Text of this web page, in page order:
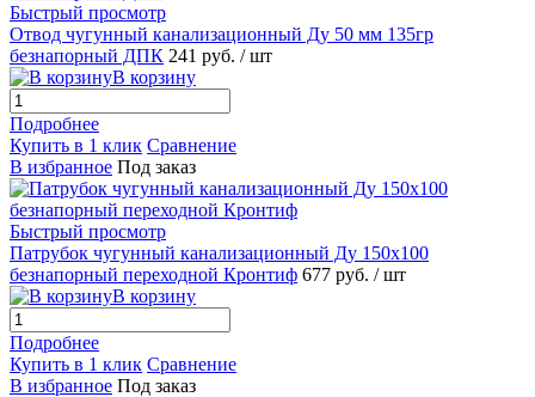
Быстрый просмотр
Отвод чугунный канализационный Ду 50 мм 135гр
безнапорный ДПК 241 руб. / шт
В корзину
Подробнее
Купить в 1 клик Сравнение
В избранное Под заказ
Быстрый просмотр
Патрубок чугунный канализационный Ду 150х100
безнапорный переходной Кронтиф 677 руб. / шт
В корзину
Подробнее
Купить в 1 клик Сравнение
В избранное Под заказ